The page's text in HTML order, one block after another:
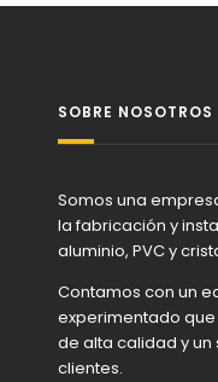
SOBRE NOSOTROS
Somos una
la fabricación y
aluminio, PVC y
Contamos con un
experimentado
de alta calidad y un
clientes.